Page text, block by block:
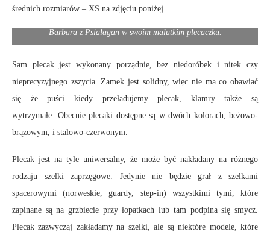
średnich rozmiarów – XS na zdjęciu poniżej.
Barbara z Psiałagan w swoim malutkim plecaczku.
Sam plecak jest wykonany porządnie, bez niedoróbek i nitek czy
nieprecyzyjnego zszycia. Zamek jest solidny, więc nie ma co obawiać
się że puści kiedy przeładujemy plecak, klamry także są
wytrzymałe. Obecnie plecaki dostępne są w dwóch kolorach, beżowo-
brązowym, i stalowo-czerwonym.
Plecak jest na tyle uniwersalny, że może być nakładany na różnego
rodzaju szelki zaprzęgowe. Jedynie nie będzie grał z szelkami
spacerowymi (norweskie, guardy, step-in) wszystkimi tymi, które
zapinane są na grzbiecie przy łopatkach lub tam podpina się smycz.
Plecak zazwyczaj zakładamy na szelki, ale są niektóre modele, które